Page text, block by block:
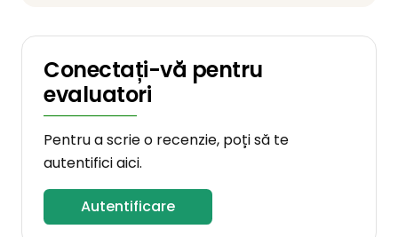
Conectați-vă pentru
evaluatori
Pentru a scrie o recenzie, poți să te
autentifici aici.
Autentificare